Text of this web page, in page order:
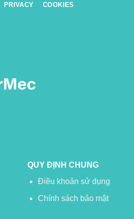
PRIVACY COOKIES
QUY ĐỊNH CHUNG
Điều khoản sử dụng
Chính sách bảo mật